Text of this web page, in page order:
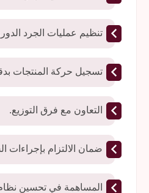
تنظيم عمليات الجرد
تسجيل حركة المنتجات
التعاون مع فرق التوزيع.
ضمان الالتزام بإجراءات
المساهمة في تحسين